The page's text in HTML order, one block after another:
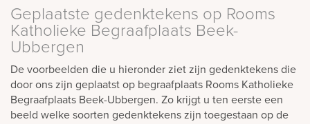
Geplaatste gedenktekens op Rooms
Katholieke Begraafplaats Beek-
Ubbergen
De voorbeelden die u hieronder ziet zijn gedenktekens die
door ons zijn geplaatst op begraafplaats Rooms Katholieke
Begraafplaats Beek-Ubbergen. Zo krijgt u ten eerste een
beeld welke soorten gedenktekens zijn toegestaan op de